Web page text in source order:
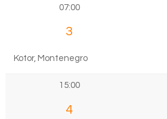
07:00
3
Kotor, Montenegro
15:00
4